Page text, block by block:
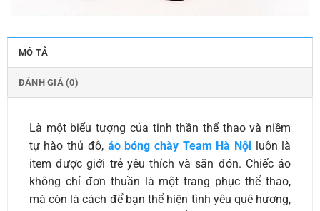
MÔ TẢ
ĐÁNH GIÁ (0)
Là một biểu tượng của tinh thần thể thao và niềm
tự hào thủ đô, áo bóng chày Team Hà Nộiluôn là
item được giới trẻ yêu thích và săn đón. Chiếc áo
không chỉ đơn thuần là một trang phục thể thao,
mà còn là cách để bạn thể hiện tình yêu quê hương,